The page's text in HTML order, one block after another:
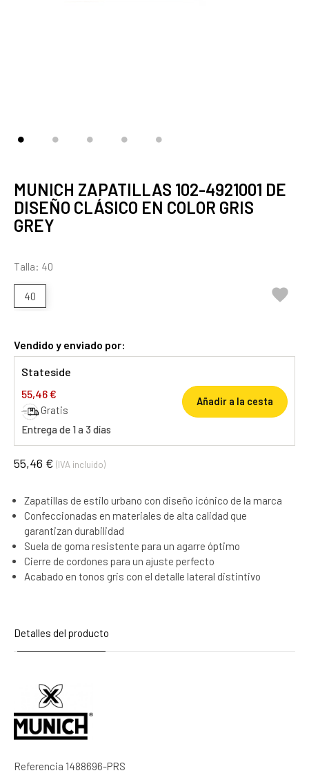
MUNICH ZAPATILLAS 102-4921001 DE
DISEÑO CLÁSICO EN COLOR GRIS
GREY
Talla: 40
40 
Vendido y enviado por:
Stateside
55,46 €
Gratis
Entrega de 1 a 3 días
Añadir a la cesta
55,46 € (IVA incluido)
Zapatillas de estilo urbano con diseño icónico de la marca
Confeccionadas en materiales de alta calidad que
garantizan durabilidad
Suela de goma resistente para un agarre óptimo
Cierre de cordones para un ajuste perfecto
Acabado en tonos gris con el detalle lateral distintivo
Detalles del producto
Referencia 1488696-PRS